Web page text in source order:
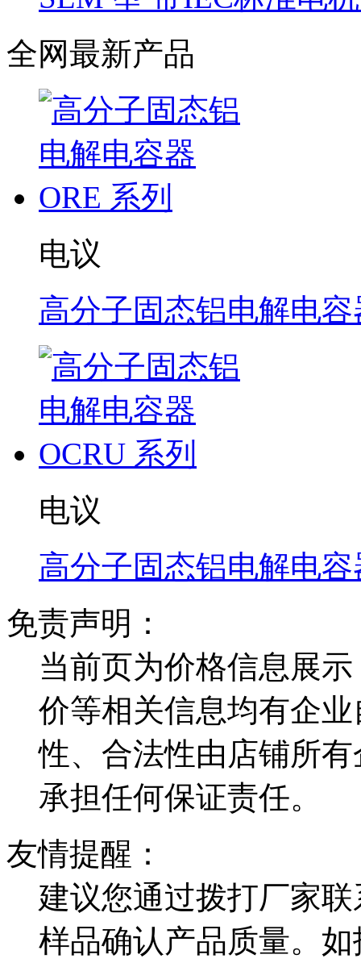
全网最新产品
电议
高分子固态铝电解电容
电议
高分子固态铝电解电容
免责声明：
当前页为价格信息展
价等相关信息均有企
性、合法性由店铺所
承担任何保证责任。
友情提醒：
建议您通过拨打厂家
样品确认产品质量。